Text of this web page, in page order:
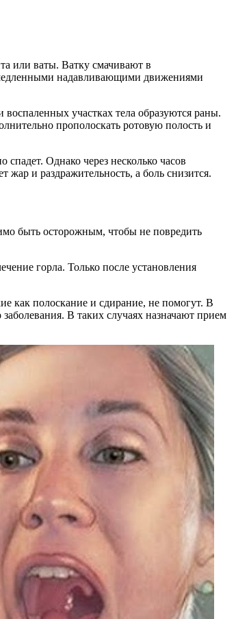
или ваты. Ватку смачивают в
надавливающими движениями
участках тела образуются раны.
прополоскать ротовую полость и
Однако через несколько часов
жар и раздражительность, а боль снизится.
быть осторожным, чтобы не повредить
горла. Только после установления
как полоскание и сдирание, не помогут. В
В таких случаях назначают прием